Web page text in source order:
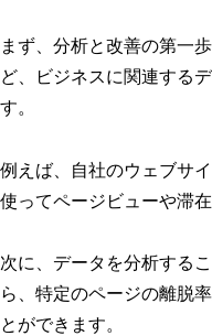
まず、分析と改善の第一
ど、ビジネスに関連する
す。
例えば、自社のウェブサ
使ってページビューや滞
次に、データを分析する
ら、特定のページの離脱
とができます。